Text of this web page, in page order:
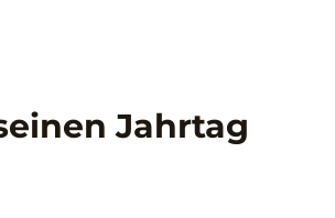
Jahrtag